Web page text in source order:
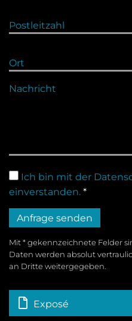
Postleitzahl
Ort
Nachricht
Ich bin mit der
einverstanden. *
Mit * gekennzeichnete Felder
Daten werden absolut
an Dritte weitergegeben.
Exposé